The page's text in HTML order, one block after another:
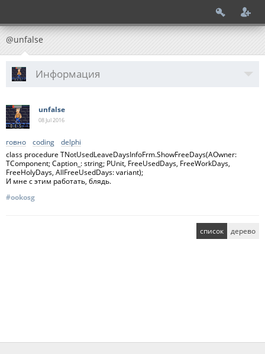
@unfalse
Информация
unfalse
08 Jul2016
говно coding
delphi
class procedure TNotUsedLeaveDaysInfoFrm.ShowFreeDays(AOwner:
TComponent; Caption_: string; PUnit, FreeUsedDays, FreeWorkDays,
FreeHolyDays, AllFreeUsedDays: variant);
И мне с этим работать, блядь.
#ookosg
список дерево